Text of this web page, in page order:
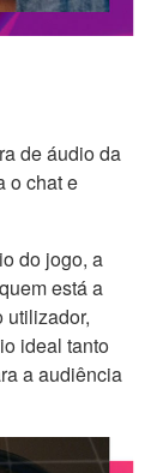
de áudio da
o chat e
do jogo, a
está a
utilizador,
ideal tanto
a audiência